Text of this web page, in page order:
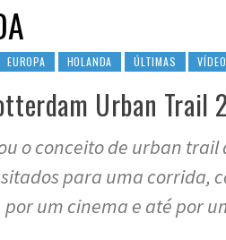
EUROPA HOLANDA ÚLTIMAS
Urban Trail
o conceito de urban
para uma corrida,
um cinema e até por